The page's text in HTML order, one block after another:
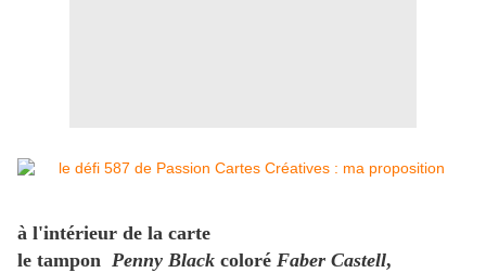
à l'intérieur de la carte
le tampon Penny Black coloré Faber Castell,